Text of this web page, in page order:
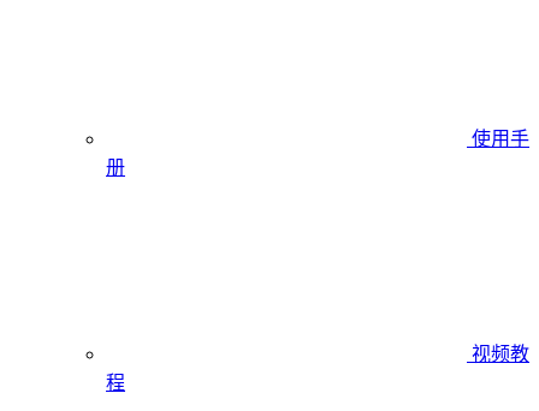
使用手
册
视频教
程